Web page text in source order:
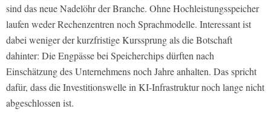
sind das neue Nadelöhr der Branche. Ohne Hochleistungsspeicher
laufen weder Rechenzentren noch Sprachmodelle. Interessant ist
dabei weniger der kurzfristige Kurssprung als die Botschaft
dahinter: Die Engpässe bei Speicherchips dürften nach
Einschätzung des Unternehmens noch Jahre anhalten. Das spricht
dafür, dass die Investitionswelle in KI-Infrastruktur noch lange nicht
abgeschlossen ist.